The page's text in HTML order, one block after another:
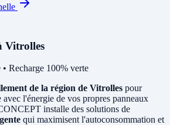
Vitrolles
Recharge 100% verte
de la région de Vitrolles pour
l'énergie de vos propres panneaux
installe des solutions de
qui maximisent l'autoconsommation et